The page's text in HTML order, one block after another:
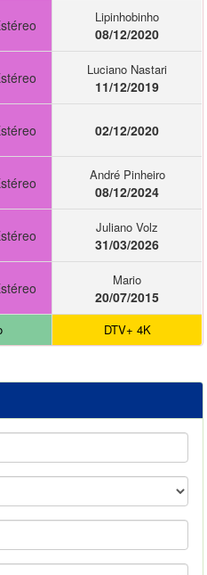
Lipinhobinho
08/12/2020
Luciano Nastari
11/12/2019
02/12/2020
André Pinheiro
08/12/2024
Juliano Volz
31/03/2026
Mario
20/07/2015
DTV+ 4K